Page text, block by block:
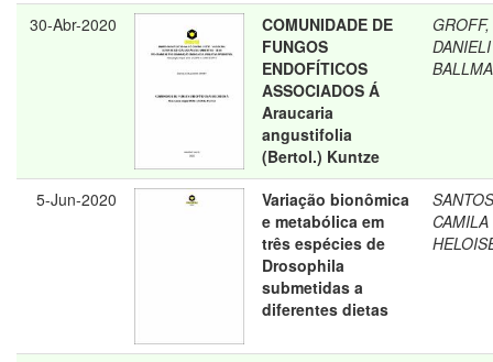
30-Abr-2020
COMUNIDADE DE
FUNGOS
ENDOFÍTICOS
ASSOCIADOS Á
Araucaria
angustifolia
(Bertol.) Kuntze
GROFF,
DANIELI
5-Jun-2020
Variação bionômica
e metabólica em
três espécies de
Drosophila
submetidas a
diferentes dietas
CAMILA